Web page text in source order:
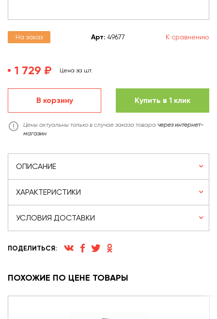
На заказ Арт: 49677 К сравнению
1 729 ₽ Цена за шт.
В корзину Купить в 1 клик
Цены актуальны только в случае заказа товара через интернет-
магазин
ОПИСАНИЕ
ХАРАКТЕРИСТИКИ
УСЛОВИЯ ДОСТАВКИ
ПОДЕЛИТЬСЯ:
ПОХОЖИЕ ПО ЦЕНЕ ТОВАРЫ